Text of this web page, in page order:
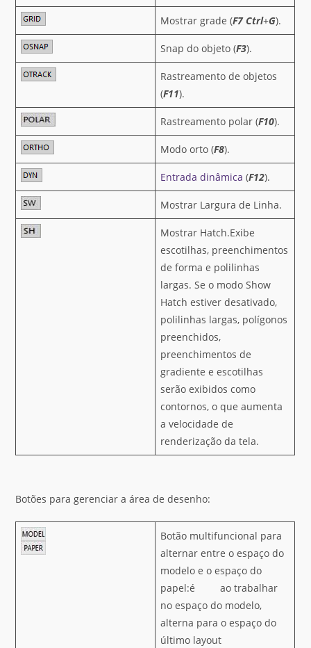
Mostrar grade (F7 Ctrl+G).
Snap do objeto (F3).
Rastreamento de objetos
(F11).
Rastreamento polar (F10).
Modo orto (F8).
Entrada dinâmica (F12).
Mostrar Largura de Linha.
Mostrar Hatch.Exibe
escotilhas, preenchimentos
de forma e polilinhas
largas. Se o modo Show
Hatch estiver desativado,
polilinhas largas, polígonos
preenchidos,
preenchimentos de
gradiente e escotilhas
serão exibidos como
contornos, o que aumenta
a velocidade de
renderização da tela.
Botões para gerenciar a área de desenho:
Botão multifuncional para
alternar entre o espaço do
modelo e o espaço do
papel:é ao trabalhar
no espaço do modelo,
alterna para o espaço do
último layout